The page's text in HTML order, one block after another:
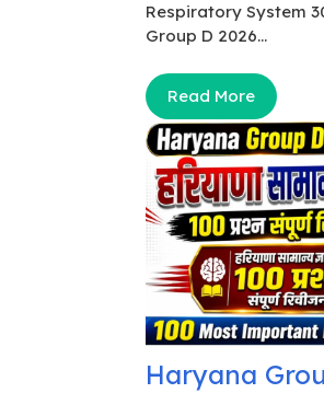
Respiratory System 30
Group D 2026...
Read More
Haryana